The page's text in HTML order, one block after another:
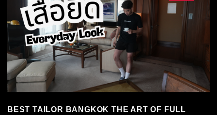
BEST TAILOR BANGKOK THE ART OF FULL